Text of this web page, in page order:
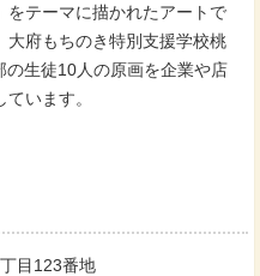
をテーマに描かれたアートで
大府もちのき特別支援学校桃
生徒10人の原画を企業や店
います。
目123番地